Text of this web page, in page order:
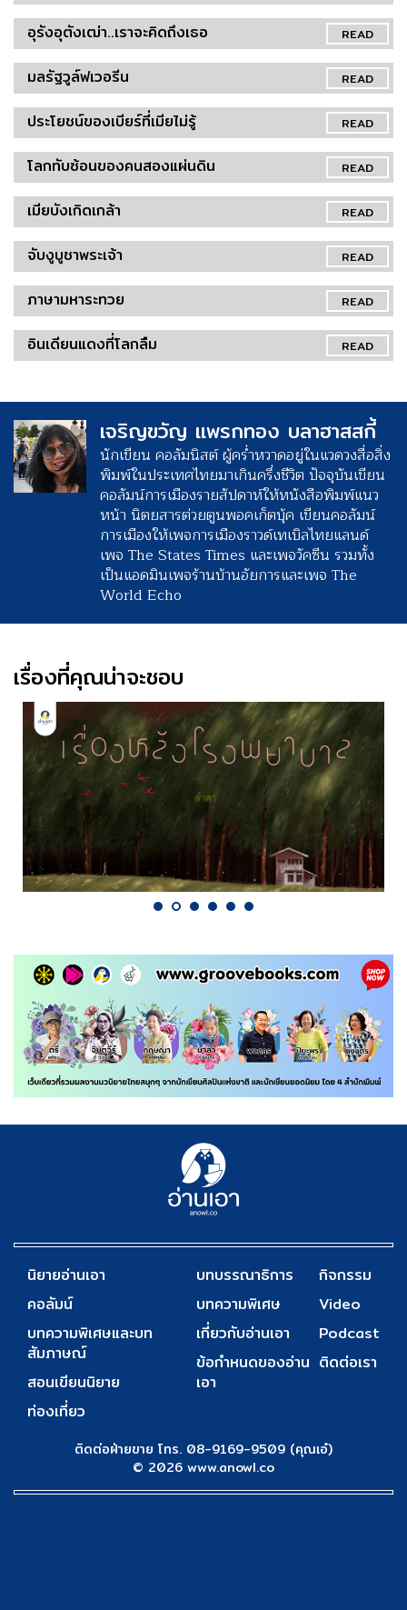
READ
อุรังอุตังเฒ่า..เราจะคิดถึงเธอ
READ
มลรัฐวูล์ฟเวอรีน
READ
ประโยชน์ของเบียร์ที่เมียไม่รู้
READ
โลกทับซ้อนของคนสองแผ่นดิน
READ
เมียบังเกิดเกล้า
READ
จับงูบูชาพระเจ้า
READ
ภาษามหาระทวย
READ
อินเดียนแดงที่โลกลืม
เจริญขวัญ แพรกทอง บลาฮาสสกี้
นักเขียน คอลัมนิสต์ ผู้คร่ำหวาดอยู่ในแวดวงสื่อสิ่ง
พิมพ์ในประเทศไทยมาเกินครึ่งชีวิต ปัจจุบันเขียน
คอลัมน์การเมืองรายสัปดาห์ให้หนังสือพิมพ์แนว
หน้า นิตยสารต่วยตูนพอคเก็ตบุ้ค เขียนคอลัมน์
การเมืองให้เพจการเมืองราวด์เทเบิลไทยแลนด์
เพจ The States Times และเพจวัคซีน รวมทั้ง
เป็นแอดมินเพจร้านบ้านอัยการและเพจ The
World Echo
เรื่องที่คุณน่าจะชอบ
นิยายอ่านเอา
คอลัมน์
บทความพิเศษและบท
สัมภาษณ์
สอนเขียนนิยาย
ท่องเที่ยว
บทบรรณาธิการ
บทความพิเศษ
เกี่ยวกับอ่านเอา
ข้อกำหนดของอ่าน
เอา
กิจกรรม
Video
Podcast
ติดต่อเรา
ติดต่อฝ่ายขาย โทร. 08-9169-9509 (คุณเอ๋)
© 2026 www.anowl.co